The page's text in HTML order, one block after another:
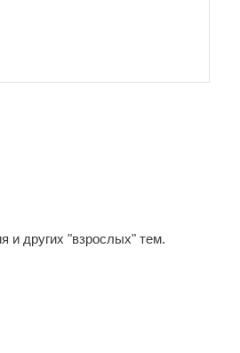
и других "взрослых" тем.